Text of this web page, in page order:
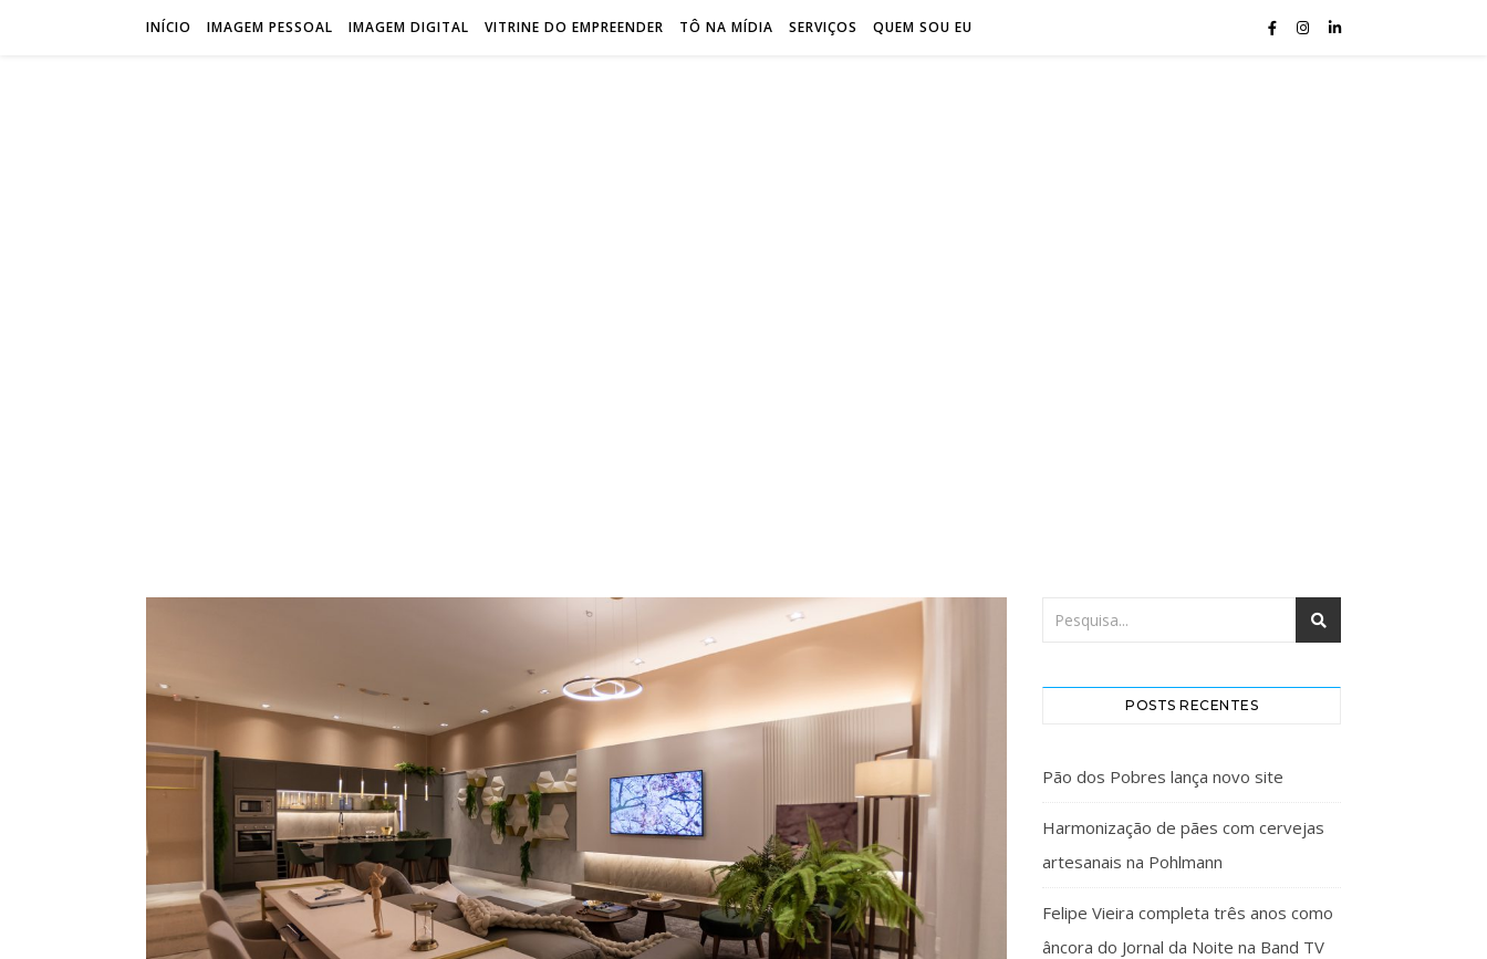
INÍCIO IMAGEM PESSOAL IMAGEM DIGITAL VITRINE DO EMPREENDER TÔ NA MÍDIA SERVIÇOS QUEM SOU EU
POSTS RECENTES
Pão dos Pobres lança novo site
Harmonização de pães com cervejas
artesanais na Pohlmann
Felipe Vieira completa três anos como
âncora do Jornal da Noite na Band TV